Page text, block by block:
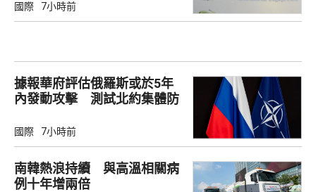
國際 7小時前
據報華府評估俄羅斯或於5年
內發動攻擊 測試北約集體防
國際 7小時前
南韓熱浪持續 與高溫相關病
例十年增兩倍